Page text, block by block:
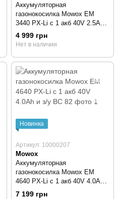
Аккумуляторная
газонокосилка Mowox EM
3440 PX-Li с 1 акб 40V 2.5Ah и
з/у BC 82
4 999 грн
Нет в наличии
Новинка
Артикул: 10000207
Mowox
Аккумуляторная
газонокосилка Mowox EM
4640 PX-Li с 1 акб 40V 4.0Ah и
з/у BC 82
7 199 грн